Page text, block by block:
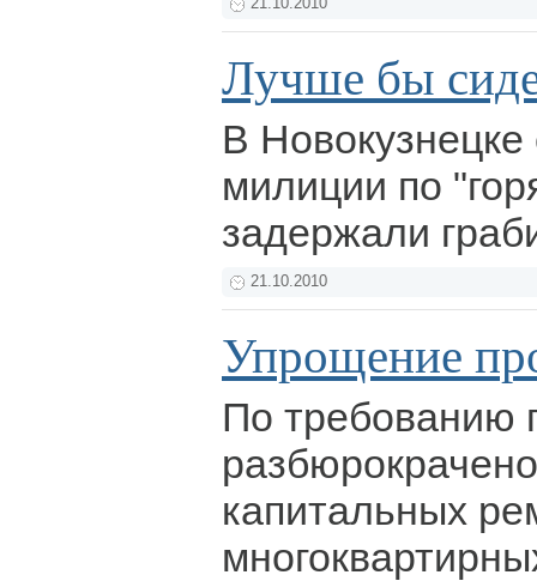
21.10.2010
Лучше бы
В Новокузнецке
милиции по
задержали
21.10.2010
Упрощение
По требованию
капитальных